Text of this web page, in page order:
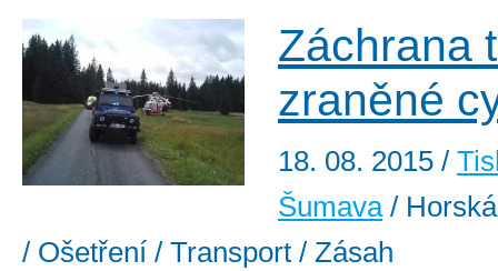
Záchrana
zraněné
18. 08. 2015 /
Šumava /
/ Ošetření / Transport / Zásah